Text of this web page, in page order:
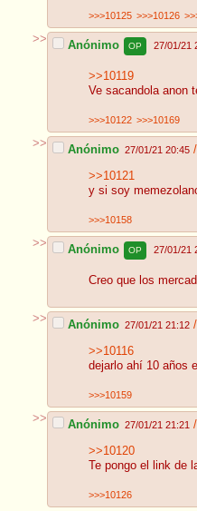
>>>10125 >>>10126
>> Anónimo OP 27/01/21
>>10119
Ve sacandola anon
>>>10122 >>>10169
>> Anónimo 27/01/21 20:45
>>10121
y si soy
>>>10158
>> Anónimo OP 27/01/21
Creo que los
>> Anónimo 27/01/21 21:12
>>10116
dejarlo ahí 10 años
>>>10159
>> Anónimo 27/01/21 21:21
>>10120
Te pongo el link de
>>>10126